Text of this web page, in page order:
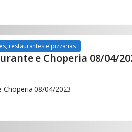
restaurantes e pizzarias
e Choperia 08/04/
Choperia 08/04/2023